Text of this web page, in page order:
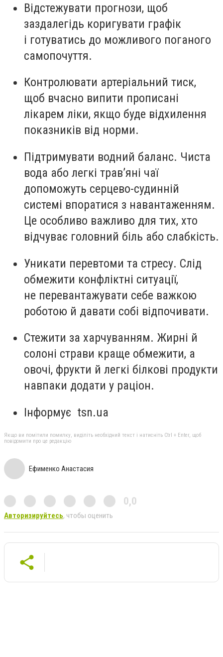
Відстежувати прогнози, щоб
заздалегідь коригувати графік
і готуватись до можливого поганого
самопочуття.
Контролювати артеріальний тиск,
щоб вчасно випити прописані
лікарем ліки, якщо буде відхилення
показників від норми.
Підтримувати водний баланс. Чиста
вода або легкі трав’яні чаї
допоможуть серцево-судинній
системі впоратися з навантаженням.
Це особливо важливо для тих, хто
відчуває головний біль або слабкість.
Уникати перевтоми та стресу. Слід
обмежити конфліктні ситуації,
не перевантажувати себе важкою
роботою й давати собі відпочивати.
Стежити за харчуванням. Жирні й
солоні страви краще обмежити, а
овочі, фрукти й легкі білкові продукти
навпаки додати у раціон.
Інформує tsn.ua
Якщо ви помітили помилку, виділіть необхідний текст і натисніть Ctrl + Enter, щоб
повідомити про це редакцію
Ефименко Анастасия
0,0
Авторизируйтесь, чтобы оценить